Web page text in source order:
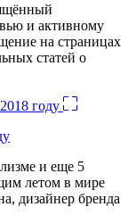
и активному
на страницах
статей о
и еще 5
летом в мире
дизайнер бренда